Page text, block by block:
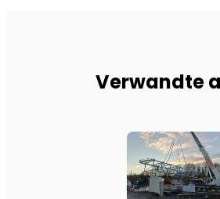
Verwandte